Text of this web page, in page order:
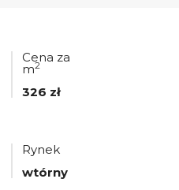
Cena za
m2
326 zł
Rynek
wtórny